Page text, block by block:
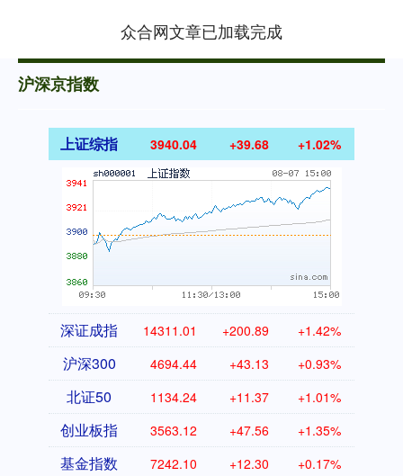
众合网文章已加载完成
沪深京指数
上证综指 3940.04 +39.68 +1.02%
深证成指 14311.01 +200.89 +1.42%
沪深300 4694.44 +43.13 +0.93%
北证50 1134.24 +11.37 +1.01%
创业板指 3563.12 +47.56 +1.35%
基金指数 7242.10 +12.30 +0.17%